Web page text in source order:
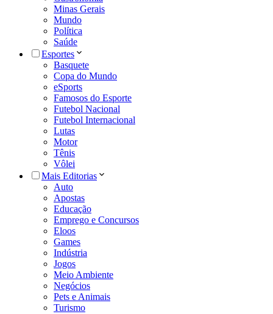
Minas Gerais
Mundo
Política
Saúde
Esportes
Basquete
Copa do Mundo
eSports
Famosos do Esporte
Futebol Nacional
Futebol Internacional
Lutas
Motor
Tênis
Vôlei
Mais Editorias
Auto
Apostas
Educação
Emprego e Concursos
Eloos
Games
Indústria
Jogos
Meio Ambiente
Negócios
Pets e Animais
Turismo